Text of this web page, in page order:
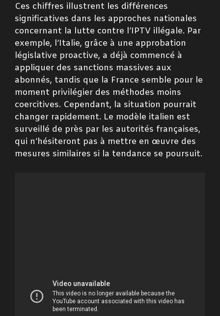
Ces chiffres illustrent les différences
significatives dans les approches nationales
concernant la lutte contre l’IPTV illégale. Par
exemple, l’Italie, grâce à une approbation
législative proactive, a déjà commencé à
appliquer des sanctions massives aux
abonnés, tandis que la France semble pour le
moment privilégier des méthodes moins
coercitives. Cependant, la situation pourrait
changer rapidement. Le modèle italien est
surveillé de près par les autorités françaises,
qui n’hésiteront pas à mettre en œuvre des
mesures similaires si la tendance se poursuit.